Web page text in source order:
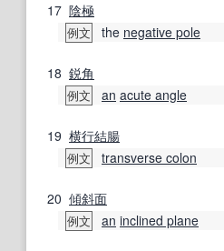
17 陰極
例文 the negative pole
18 鋭角
例文 an acute angle
19 横行結腸
例文 transverse colon
20 傾斜面
例文 an inclined plane